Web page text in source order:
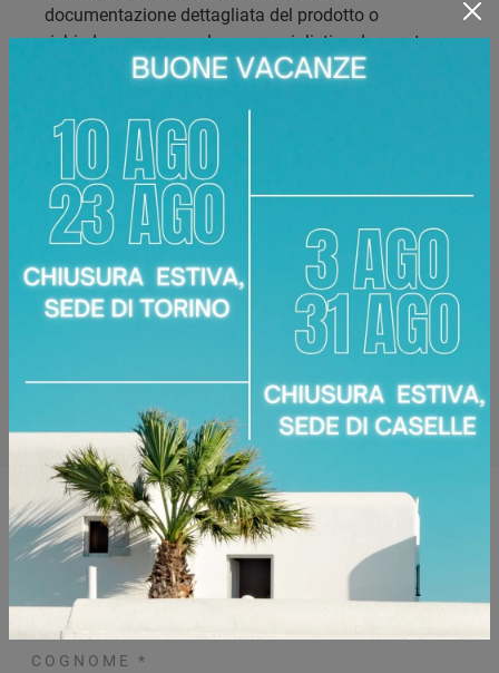
documentazione dettagliata del prodotto o
richiedere una consulenza specialistica. La nostra
priorità è offrire soluzioni d'arredo che soddisfino gli
funzionalità.
Marca:
Zamagna
Categoria:
Tavolo
Materiale:
Metallo verniciato (basamento),
Ceramica (piano), Ceramica ossido nero,
Ceramica pietra Savoia grigio
bocciardata
Corso Racconigi, 134
Torino
Zone servite:Torino Torinese, Chieri, Chivasso,
Ciriè, Collegno, Moncalieri, Settimo Torinese...
Richiedi Maggiori Informazioni